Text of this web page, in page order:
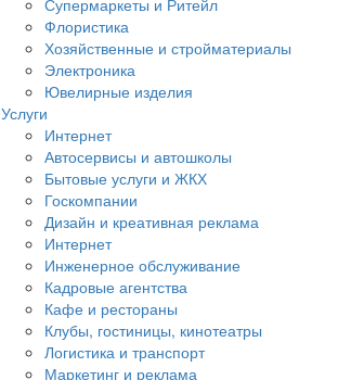
Супермаркеты и Ритейл
Флористика
Хозяйственные и стройматериалы
Электроника
Ювелирные изделия
Услуги
Интернет
Автосервисы и автошколы
Бытовые услуги и ЖКХ
Госкомпании
Дизайн и креативная реклама
Интернет
Инженерное обслуживание
Кадровые агентства
Кафе и рестораны
Клубы, гостиницы, кинотеатры
Логистика и транспорт
Маркетинг и реклама